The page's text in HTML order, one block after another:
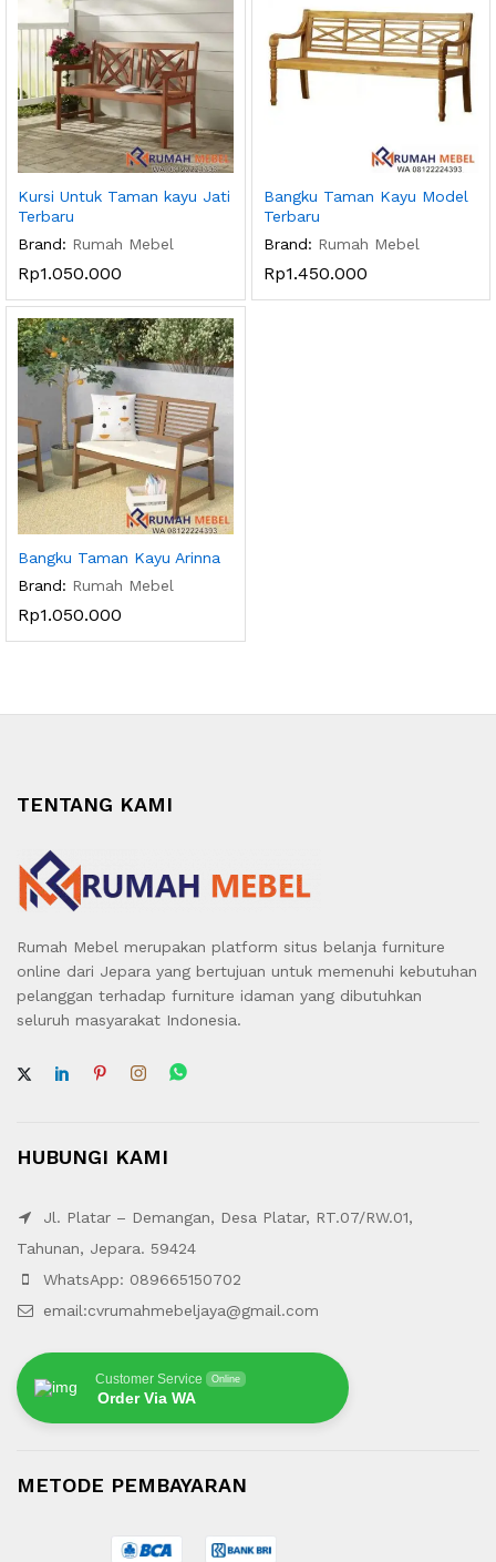
Kursi Untuk Taman kayu Jati
Terbaru
Brand: Rumah Mebel
Rp1.050.000
Bangku Taman Kayu Model
Terbaru
Brand: Rumah Mebel
Rp1.450.000
Bangku Taman Kayu Arinna
Brand: Rumah Mebel
Rp1.050.000
TENTANG KAMI
Rumah Mebel merupakan platform situs belanja furniture
online dari Jepara yang bertujuan untuk memenuhi kebutuhan
pelanggan terhadap furniture idaman yang dibutuhkan
seluruh masyarakat Indonesia.
HUBUNGI KAMI
Jl. Platar – Demangan, Desa Platar, RT.07/RW.01,
Tahunan, Jepara. 59424
WhatsApp: 089665150702
email:cvrumahmebeljaya@gmail.com
Customer Service Online
Order Via WA
METODE PEMBAYARAN